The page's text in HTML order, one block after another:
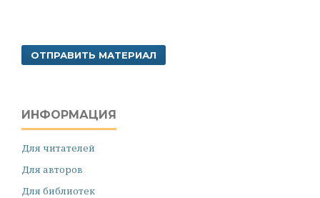
ОТПРАВИТЬ МАТЕРИАЛ
ИНФОРМАЦИЯ
Для читателей
Для авторов
Для библиотек